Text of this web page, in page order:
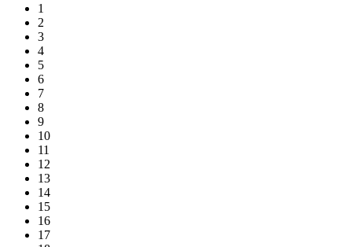
1
2
3
4
5
6
7
8
9
10
11
12
13
14
15
16
17